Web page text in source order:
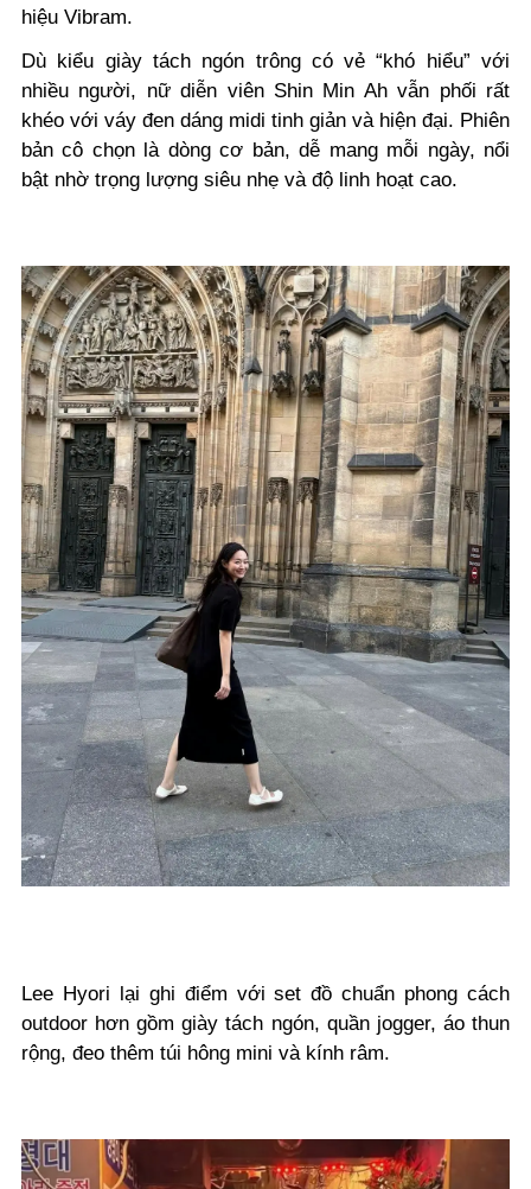
hiệu Vibram.
Dù kiểu giày tách ngón trông có vẻ “khó hiểu” với
nhiều người, nữ diễn viên Shin Min Ah vẫn phối rất
khéo với váy đen dáng midi tinh giản và hiện đại. Phiên
bản cô chọn là dòng cơ bản, dễ mang mỗi ngày, nổi
bật nhờ trọng lượng siêu nhẹ và độ linh hoạt cao.
Lee Hyori lại ghi điểm với set đồ chuẩn phong cách
outdoor hơn gồm giày tách ngón, quần jogger, áo thun
rộng, đeo thêm túi hông mini và kính râm.